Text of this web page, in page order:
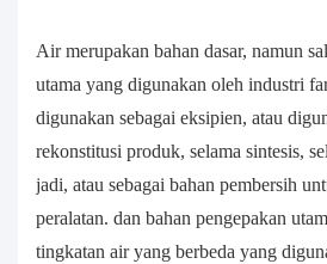
Air merupakan bahan dasar, namun
utama yang digunakan oleh industri
digunakan sebagai eksipien, atau
rekonstitusi produk, selama sintesis,
jadi, atau sebagai bahan pembersih
peralatan. dan bahan pengepakan
tingkatan air yang berbeda yang